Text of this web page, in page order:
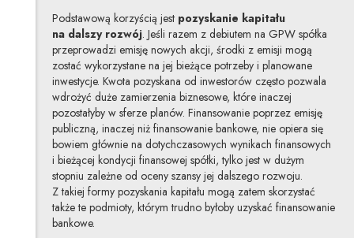
Podstawową korzyścią jest pozyskanie kapitału
na dalszy rozwój. Jeśli razem z debiutem na GPW spółka
przeprowadzi emisję nowych akcji, środki z emisji mogą
zostać wykorzystane na jej bieżące potrzeby i planowane
inwestycje. Kwota pozyskana od inwestorów często pozwala
wdrożyć duże zamierzenia biznesowe, które inaczej
pozostałyby w sferze planów. Finansowanie poprzez emisję
publiczną, inaczej niż finansowanie bankowe, nie opiera się
bowiem głównie na dotychczasowych wynikach finansowych
i bieżącej kondycji finansowej spółki, tylko jest w dużym
stopniu zależne od oceny szansy jej dalszego rozwoju.
Z takiej formy pozyskania kapitału mogą zatem skorzystać
także te podmioty, którym trudno byłoby uzyskać finansowanie
bankowe.